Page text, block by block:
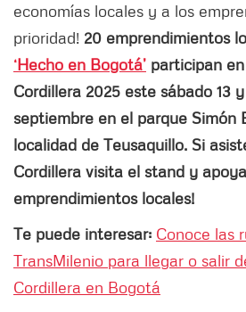
economías locales y a los
prioridad! 20 emprendimientos
‘Hecho en Bogotá’ participan
Cordillera 2025 este sábado 13
septiembre en el parque Simón
localidad de Teusaquillo. Si
Cordillera visita el stand y
emprendimientos locales!
Te puede interesar: Conoce las
TransMilenio para llegar o salir
Cordillera en Bogotá